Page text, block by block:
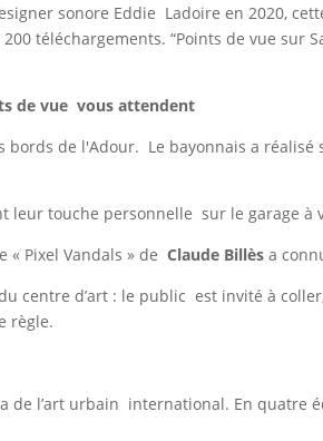
sonore Eddie Ladoire en 2020,
téléchargements. “Points de vue sur
de vue vous attendent
bords de l'Adour. Le bayonnais a réalisé
touche personnelle sur le garage à
« Pixel Vandals » deClaude Billèsa
centre d’art : le public est invité à
règle.
l’art urbain international. En quatre